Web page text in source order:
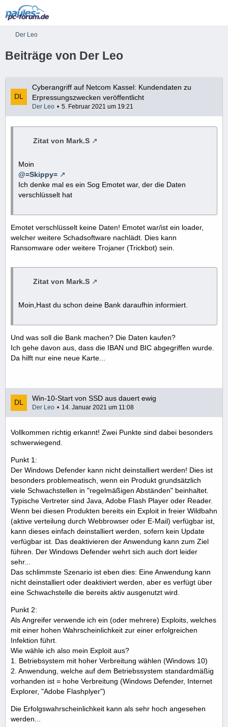
Der Leo
Beiträge von Der Leo
Cyberangriff auf Netcom Kassel: Kundendaten zu
Erpressungszwecken veröffentlicht
Der Leo 5. Februar 2021 um 19:21
Zitat von Mark.S
Moin
@=Skippy=
Ich denke mal es ein Sog Emotet war, der die Daten
verschlüsselt hat
Emotet verschlüsselt keine Daten! Emotet war/ist ein loader,
welcher weitere Schadsoftware nachlädt. Dies kann
Ransomware oder weitere Trojaner (Trickbot) sein.
Zitat von Mark.S
Moin,Hast du schon deine Bank daraufhin informiert.
Und was soll die Bank machen? Die Daten kaufen?
Ich gehe davon aus, dass die IBAN und BIC abgegriffen wurde.
Da hilft nur eine neue Karte...
Win-10-Start von SSD aus dauert ewig
Der Leo 14. Januar 2021 um 11:08
Vollkommen richtig erkannt! Zwei Punkte sind dabei besonders
schwerwiegend.
Punkt 1:
Der Windows Defender kann nicht deinstalliert werden! Dies ist
besonders problemeatisch, wenn ein Produkt grundsätzlich
viele Schwachstellen in "regelmäßigen Abständen" beinhaltet.
Typische Vertreter sind Java, Adobe Flash Player oder Reader.
Wenn bei diesen Produkten bereits ein Exploit in freier Wildbahn
(aktive verteilung durch Webbrowser oder E-Mail) verfügbar ist,
kann dieses einfach deinstalliert werden, sofern kein Update
verfügbar ist. Das deaktivieren der Anwendung kann zum Ziel
führen. Der Windows Defender wehrt sich auch dort leider
sehr...
Das schlimmste Szenario ist eben dies: Eine Anwendung kann
nicht deinstalliert oder deaktiviert werden, aber es verfügt über
eine Schwachstelle die bereits aktiv ausgenutzt wird.
Punkt 2:
Als Angreifer verwende ich ein (oder mehrere) Exploits, welches
mit einer hohen Wahrscheinlichkeit zur einer erfolgreichen
Infektion führt.
Wie wähle ich also mein Exploit aus?
1. Betriebsystem mit hoher Verbreitung wählen (Windows 10)
2. Anwendung, welche auf dem Betriebssystem standardmäßig
vorhanden ist = hohe Verbreitung (Windows Defender, Internet
Explorer, "Adobe Flashplyer")
Die Erfolgswahrscheinlichkeit kann als sehr hoch angesehen
werden...